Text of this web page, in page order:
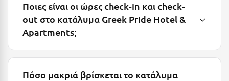
Σύμη
Σύρος
Ποιες είναι οι ώρες check-in και check-
out στο κατάλυμα Greek Pride Hotel &
Apartments;
Πόσο μακριά βρίσκεται το κατάλυμα